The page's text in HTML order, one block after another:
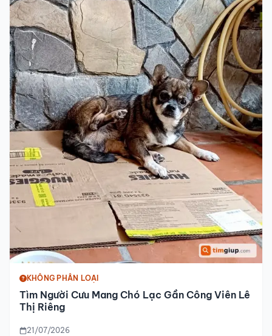
KHÔNG PHÂN LOẠI
Tìm Người Cưu Mang Chó Lạc Gần Công Viên Lê
Thị Riêng
21/07/2026